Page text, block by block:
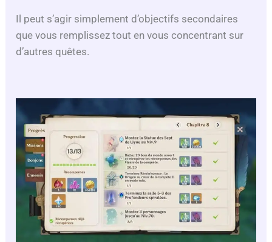
Il peut s’agir simplement d’objectifs secondaires
que vous remplissez tout en vous concentrant sur
d’autres quêtes.